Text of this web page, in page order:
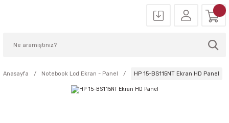
Anasayfa Notebook Lcd Ekran - Panel HP 15-BS115NT Ekran HD Panel